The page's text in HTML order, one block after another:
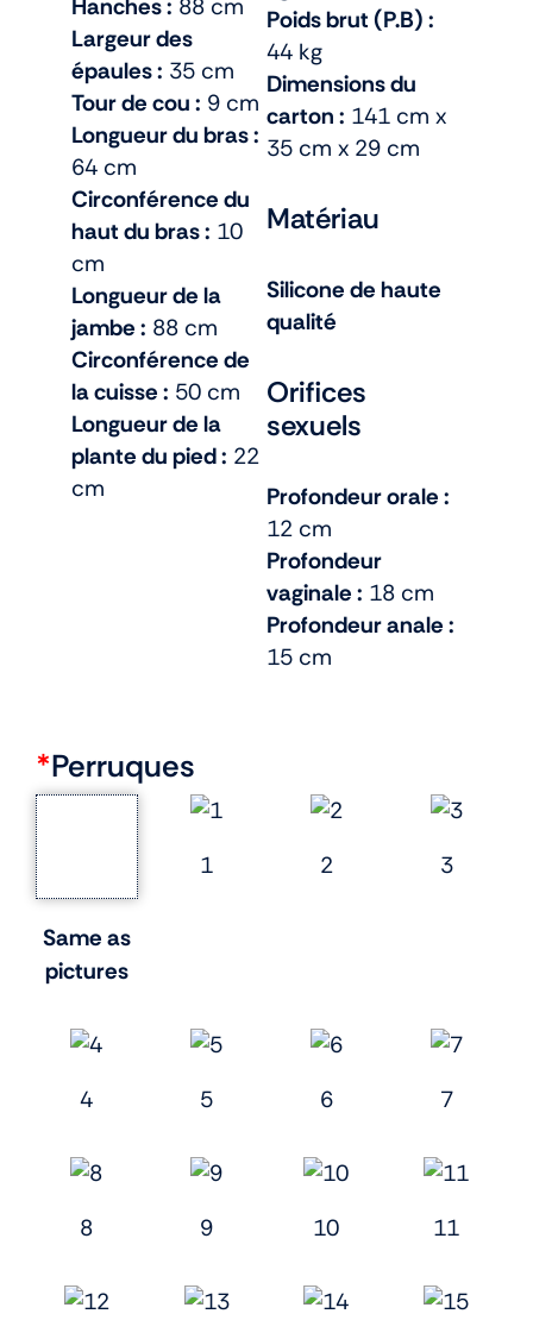
Hanches : 88 cm
Largeur des
épaules : 35 cm
Tour de cou : 9 cm
Longueur du bras :
64 cm
Circonférence du
haut du bras : 10
cm
Longueur de la
jambe : 88 cm
Circonférence de
la cuisse : 50 cm
Longueur de la
plante du pied : 22
cm
Poids brut (P.B) :
44 kg
Dimensions du
carton : 141 cm x
35 cm x 29 cm
Matériau
Silicone de haute
qualité
Orifices
sexuels
Profondeur orale :
12 cm
Profondeur
vaginale : 18 cm
Profondeur anale :
15 cm
*Perruques
Same as
pictures
1 2 3
4 5 6 7
8 9 10 11